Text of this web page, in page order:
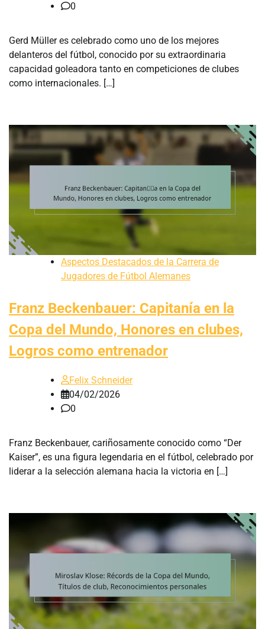
0
Gerd Müller es celebrado como uno de los mejores
delanteros del fútbol, conocido por su extraordinaria
capacidad goleadora tanto en competiciones de clubes
como internacionales. […]
Aspectos Destacados de la Carrera de
Jugadores de Fútbol Alemanes
Franz Beckenbauer: Capitanía en la
Copa del Mundo, Honores en clubes,
Logros como entrenador
Felix Schneider
04/02/2026
0
Franz Beckenbauer, cariñosamente conocido como “Der
Kaiser”, es una figura legendaria en el fútbol, celebrado por
liderar a la selección alemana hacia la victoria en […]